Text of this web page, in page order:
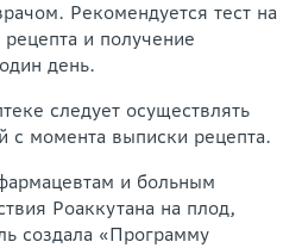
Рекомендуется тест на
и получение
день.
следует осуществлять
с момента выписки рецепта.
и больным
Роаккутана на плод,
создала «Программу